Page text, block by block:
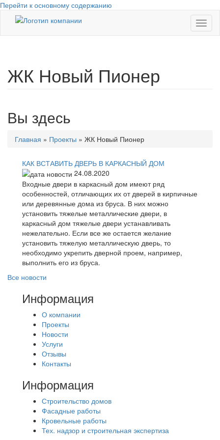
Перейти к основному содержанию
ЖК Новый Пионер
Вы здесь
Главная » Проекты » ЖК Новый Пионер
КАК ВСТАВИТЬ ДВЕРЬ В КАРКАСНЫЙ ДОМ
24.08.2020
Входные двери в каркасный дом имеют ряд
особенностей, отличающих их от дверей в кирпичные
или деревянные дома из бруса. В них можно
установить тяжелые металлические двери, в
каркасный дом тяжелые двери устанавливать
нежелательно. Если все же остается желание
установить тяжелую металлическую дверь, то
необходимо укрепить дверной проем, например,
выполнить его из бруса.
Все новости
Информация
О компании
Проекты
Новости
Услуги
Отзывы
Контакты
Информация
Строительство домов
Фасадные работы
Кровельные работы
Тех. надзор и строительная экспертиза